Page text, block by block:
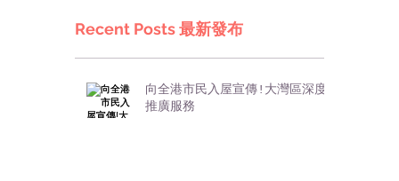
Recent Posts 最新發布
向全港市民入屋宣傳!大灣區深度
推廣服務